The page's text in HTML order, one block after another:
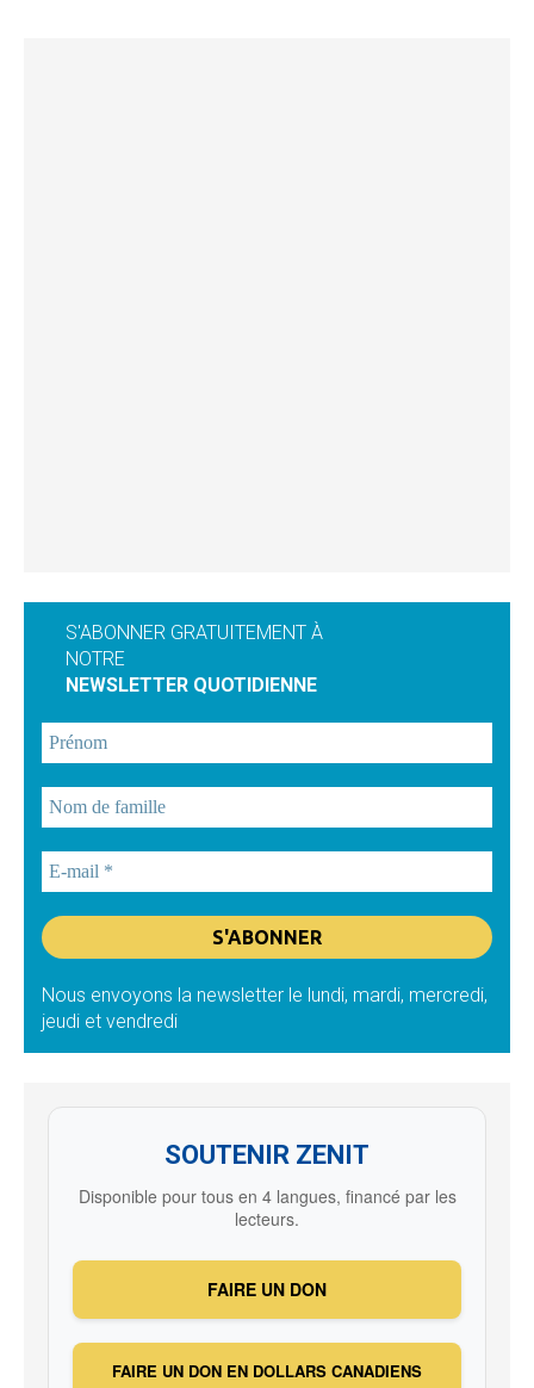
S'ABONNER GRATUITEMENT À
NOTRE
NEWSLETTER QUOTIDIENNE
Nous envoyons la newsletter le lundi, mardi, mercredi,
jeudi et vendredi
SOUTENIR ZENIT
Disponible pour tous en 4 langues, financé par les
lecteurs.
FAIRE UN DON
FAIRE UN DON EN DOLLARS CANADIENS